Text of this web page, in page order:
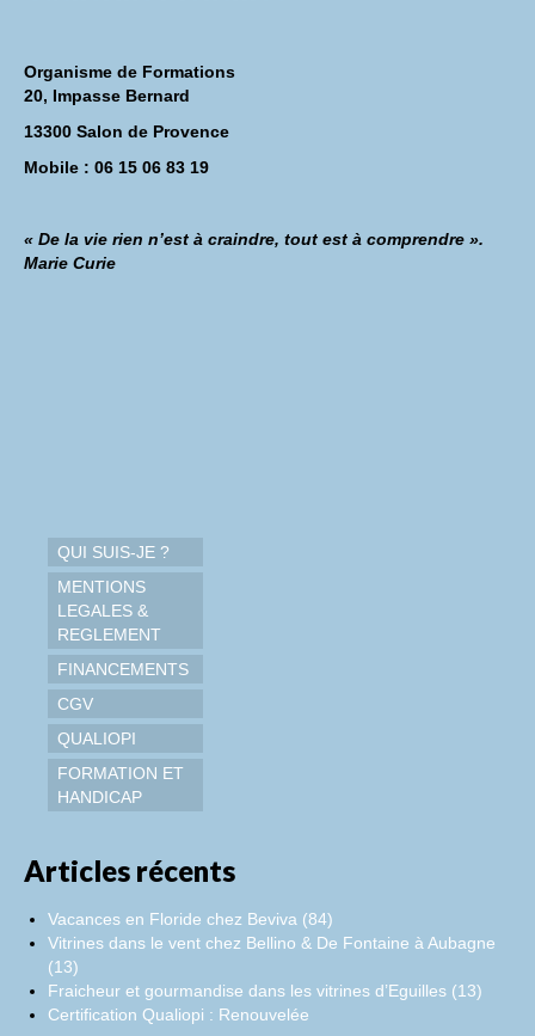
Organisme de Formations
20, Impasse Bernard
13300 Salon de Provence
Mobile : 06 15 06 83 19
« De la vie rien n’est à craindre, tout est à comprendre ».
Marie Curie
QUI SUIS-JE ?
MENTIONS
LEGALES &
REGLEMENT
FINANCEMENTS
CGV
QUALIOPI
FORMATION ET
HANDICAP
Articles récents
Vacances en Floride chez Beviva (84)
Vitrines dans le vent chez Bellino & De Fontaine à Aubagne
(13)
Fraicheur et gourmandise dans les vitrines d’Eguilles (13)
Certification Qualiopi : Renouvelée